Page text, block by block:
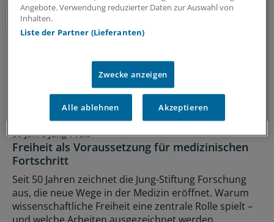
50 Jahre Jung-Preis
Freiheit als Voraussetzung für medizinischen
Fortschritt
Seit 50 Jahren zeichnet die Jung-Stiftung Forschung
aus, die neue Wege in der Medizin eröffnet. Warum
wissenschaftliche Freiheit eine zentrale Rolle spielt –
und welche Arbeiten ausgezeichnet werden.
Angebote. Verwendung reduzierter Daten zur Auswahl von
Inhalten.
Liste der Partner (Lieferanten)
Zwecke anzeigen
Alle ablehnen Akzeptieren